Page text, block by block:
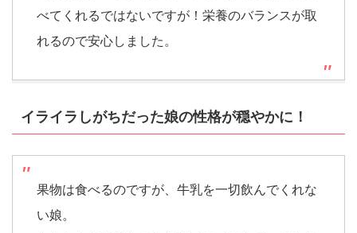
べてくれるではないですが！栄養のバランスが取
れるので安心しました。
イライラしがちだった娘の性格が穏やかに！
果物は食べるのですが、牛乳を一切飲んでくれな
い娘。